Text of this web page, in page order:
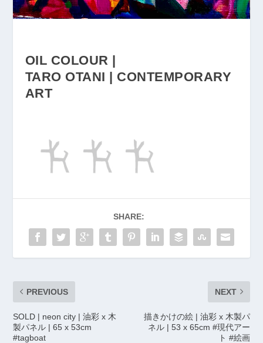
OIL COLOUR |
TARO OTANI | CONTEMPORARY
ART
SHARE:
PREVIOUS
SOLD | neon city | 油彩 x 木
製パネル | 65 x 53cm
#tagboat
NEXT
描きかけの絵 | 油彩 x 木製パ
ネル | 53 x 65cm #現代アー
ト #絵画